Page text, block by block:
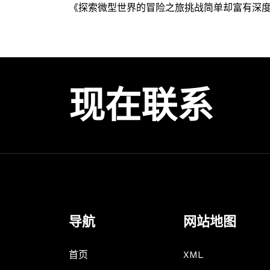
《探索微型世界的冒险之旅挑战简单却富有深
现在联系
导航
首页
网站地图
XML